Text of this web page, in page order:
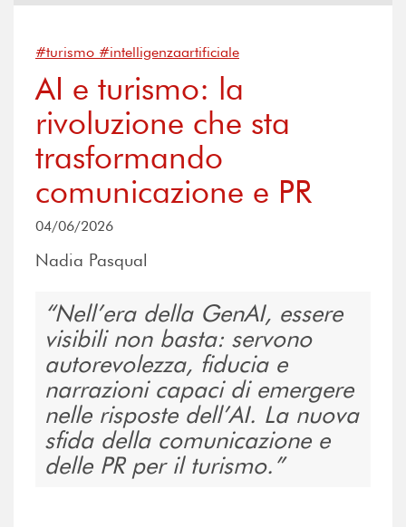
#turismo #intelligenzaartificiale
AI e turismo: la
rivoluzione che sta
trasformando
comunicazione e PR
04/06/2026
Nadia Pasqual
Nell’era della GenAI, essere
visibili non basta: servono
autorevolezza, fiducia e
narrazioni capaci di emergere
nelle risposte dell’AI. La nuova
sfida della comunicazione e
delle PR per il turismo.